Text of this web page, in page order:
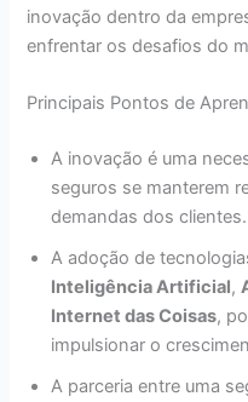
inovação dentro da
enfrentar os desafios do
Principais Pontos de
A inovação é uma
seguros se manterem
demandas dos clientes.
A adoção de
Inteligência Artificial,
Internet das Coisas,
impulsionar o
A parceria entre uma